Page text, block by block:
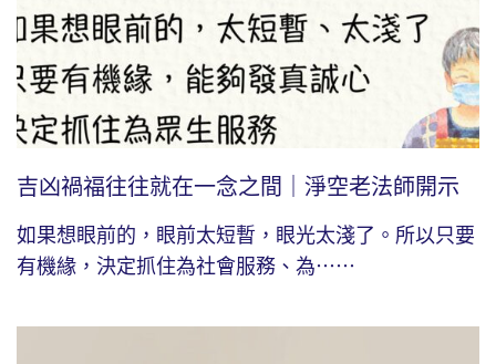
吉凶禍福往往就在一念之間｜淨空老法師開示
如果想眼前的，眼前太短暫，眼光太淺了。所以只要
有機緣，決定抓住為社會服務、為⋯⋯